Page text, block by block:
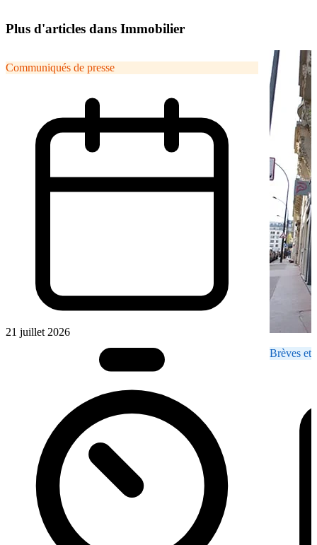
Plus d'articles dans Immobilier
Communiqués de presse
21 juillet 2026
Brèves et